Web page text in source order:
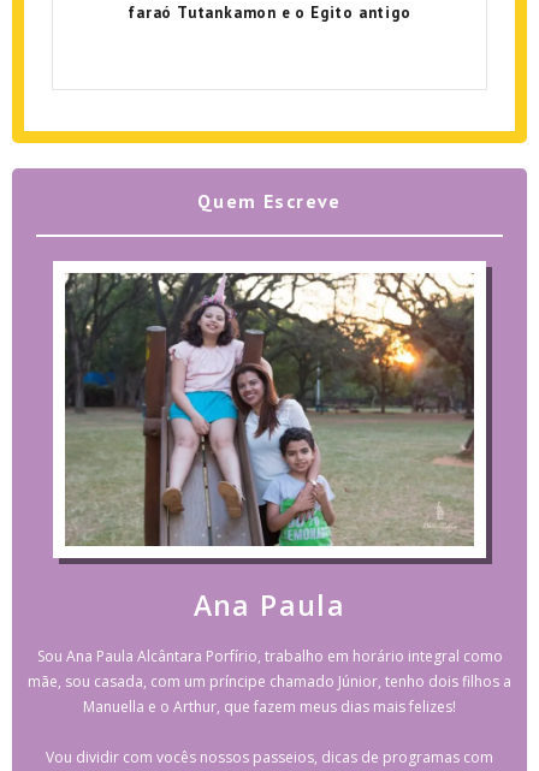
faraó Tutankamon e o Egito antigo
Quem Escreve
Ana Paula
Sou Ana Paula Alcântara Porfírio, trabalho em horário integral como
mãe, sou casada, com um príncipe chamado Júnior, tenho dois filhos a
Manuella e o Arthur, que fazem meus dias mais felizes!
Vou dividir com vocês nossos passeios, dicas de programas com